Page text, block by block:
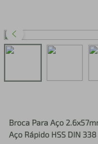
Broca Para Aço
Aço Rápido HSS DIN 338
3º perfume